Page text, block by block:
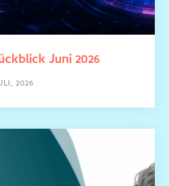
Juni 2026
2026